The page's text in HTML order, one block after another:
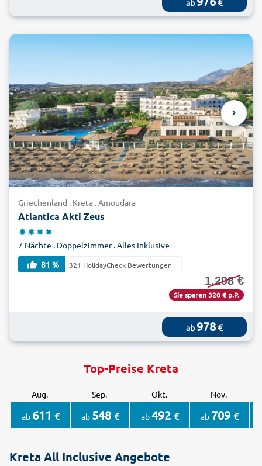
ab
Griechenland . Kreta . Amoudara
Atlantica Akti Zeus
7 Nächte . Doppelzimmer . Alles Inklusive
81 %
321 HolidayCheck Bewertungen
1.298 €
Sie sparen 320 € p.P.
ab 978€
Top-Preise Kreta
Aug. Sep. Okt. Nov.
ab 611 € ab 548 € ab492 € ab 709 €
Kreta All Inclusive Angebote